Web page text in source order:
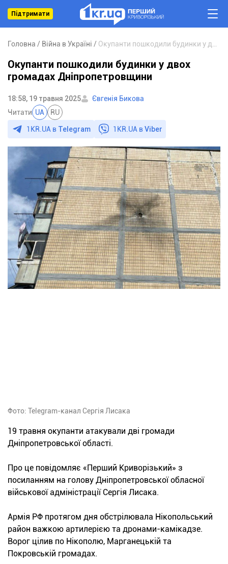
Підтримати
Головна Війна в Україні
Окупанти пошкодили будинки у двох
громадах Дніпропетровщини
18:58, 19 травня 2025
Євгенія Бикова
Читати UA RU
1KR.UA в Telegram 1KR.UA вViber
Фото: Telegram-канал Сергія Лисака
19 травня окупанти атакували дві громади
Дніпропетровської області.
Про це повідомляє «Перший Криворізький» з
посиланням на голову Дніпропетровської обласної
військової адміністрації Сергія Лисака.
Армія РФ протягом дня обстрілювала Нікопольський
район важкою артилерією та дронами-камікадзе.
Ворог цілив по Нікополю, Марганецькій та
Покровській громадах.